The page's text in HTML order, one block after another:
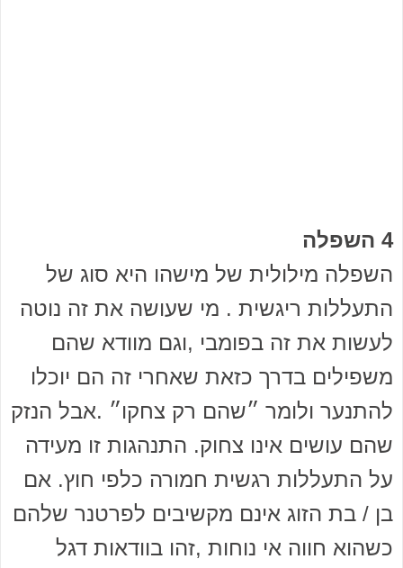
4 השפלה
השפלה מילולית של מישהו היא סוג של
התעללות ריגשית . מי שעושה את זה נוטה
לעשות את זה בפומבי ,וגם מוודא שהם
משפילים בדרך כזאת שאחרי זה הם יוכלו
להתנער ולומר ״שהם רק צחקו״ .אבל הנזק
שהם עושים אינו צחוק. התנהגות זו מעידה
על התעללות רגשית חמורה כלפי חוץ. אם
בן / בת הזוג אינם מקשיבים לפרטנר שלהם
כשהוא חווה אי נוחות ,זהו בוודאות דגל